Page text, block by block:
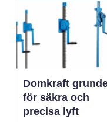
Domkraft grunden
för säkra och
precisa lyft